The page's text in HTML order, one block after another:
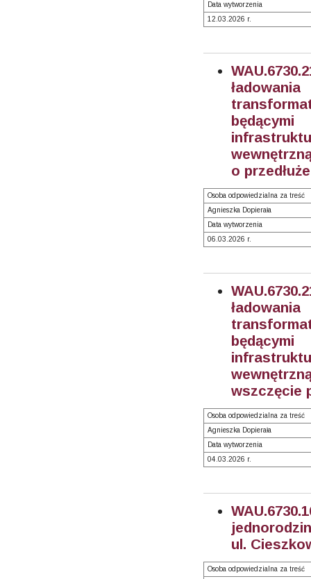
Data wytworzenia
12.03.2026 r.
o
Osoba odpowiedzialna za treść
Agnieszka Dopierała
Data wytworzenia
06.03.2026 r.
wszczęcie
Osoba odpowiedzialna za treść
Agnieszka Dopierała
Data wytworzenia
04.03.2026 r.
ul.
Osoba odpowiedzialna za treść